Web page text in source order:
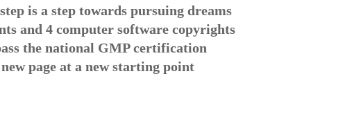
is a step towards pursuing dreams
and 4 computer software copyrights
the national GMP certification
page at a new starting point